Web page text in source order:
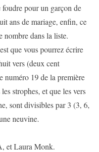
pour un garçon de
ans de mariage, enfin, ce
nombre dans la liste.
que vous pourrez écrire
vers (deux cent
numéro 19 de la première
strophes, et que les vers
sont divisibles par 3 (3, 6,
neuvine.
et Laura Monk.